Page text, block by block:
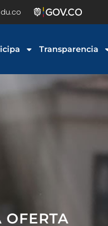
Transparencia